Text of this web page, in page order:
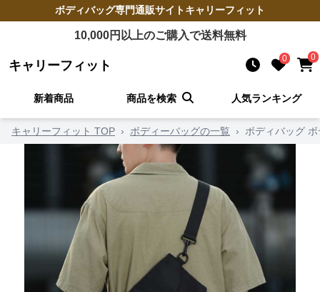
ボディバッグ専門通販サイトキャリーフィット
10,000円以上のご購入で送料無料
キャリーフィット 0 0
新着商品 商品を検索 人気ランキング
キャリーフィット TOP › ボディーバッグの一覧 › ボディバッグ